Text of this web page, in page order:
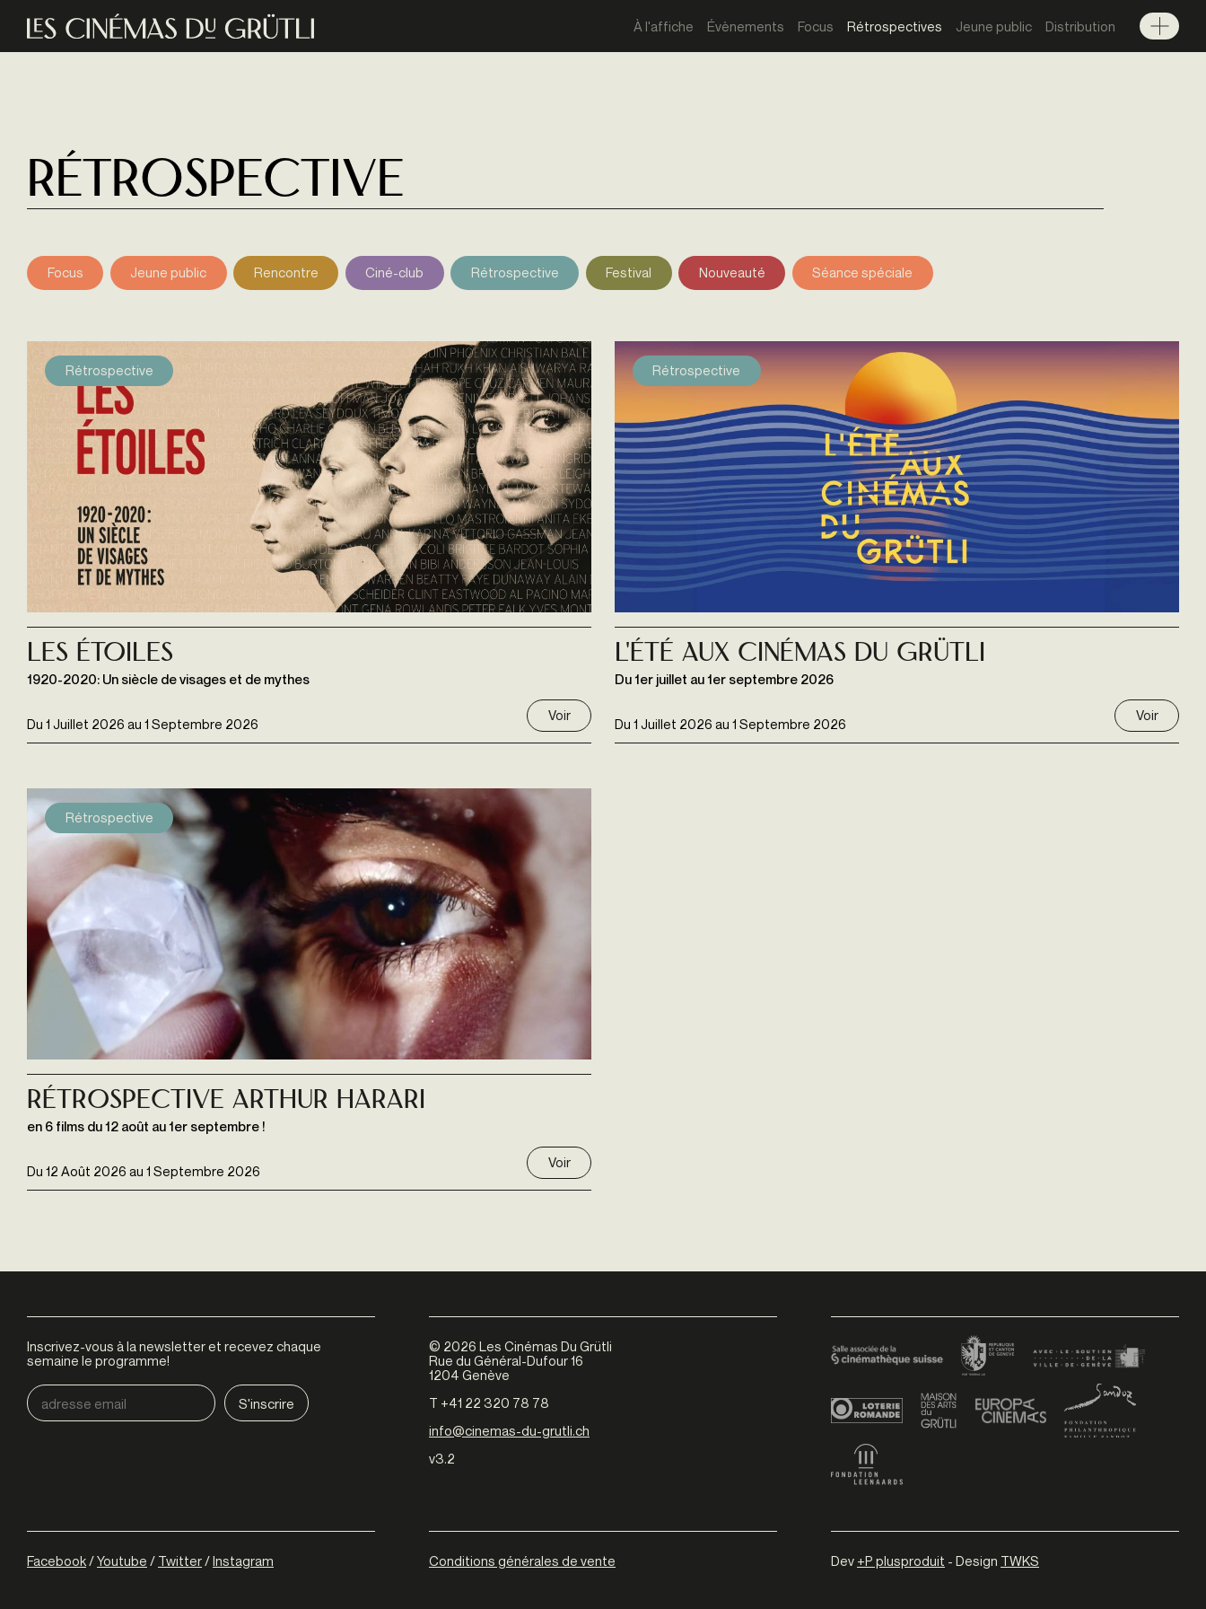
Aller au contenu principal
À l'affiche Évènements Focus Rétrospectives Jeune public Distribution
Menu
Rétrospective
Focus Jeune public Rencontre Ciné-club Rétrospective Festival Nouveauté Séance spéciale
Rétrospective
Du 1 Juillet 2026 au 1 Septembre 2026
Les étoiles
1920-2020: Un siècle de visages et de mythes
Voir
Rétrospective
Du 1 Juillet 2026 au 1 Septembre 2026
L'été aux Cinémas du Grütli
Du 1er juillet au 1er septembre 2026
Voir
Rétrospective
Du 12 Août 2026 au 1 Septembre 2026
Rétrospective Arthur Harari
en 6 films du 12 août au 1er septembre !
Voir
Inscrivez-vous à la newsletter et recevez chaque
semaine le programme!
© 2026 Les Cinémas Du Grütli
Rue du Général-Dufour 16
1204 Genève
T +41 22 320 78 78
info@cinemas-du-grutli.ch
v3.2
Facebook/Youtube / Twitter/Instagram Conditions générales de vente Dev +P plusproduit - Design TWKS